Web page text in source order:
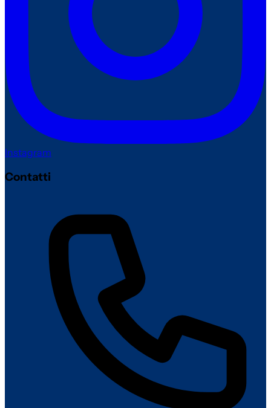
Instagram
Contatti